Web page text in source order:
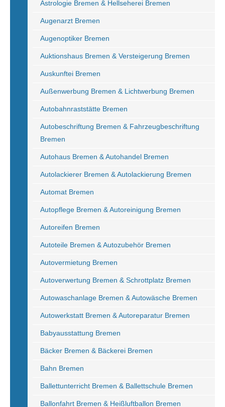
Astrologie Bremen & Hellseherei Bremen
Augenarzt Bremen
Augenoptiker Bremen
Auktionshaus Bremen & Versteigerung Bremen
Auskunftei Bremen
Außenwerbung Bremen & Lichtwerbung Bremen
Autobahnraststätte Bremen
Autobeschriftung Bremen & Fahrzeugbeschriftung
Bremen
Autohaus Bremen & Autohandel Bremen
Autolackierer Bremen & Autolackierung Bremen
Automat Bremen
Autopflege Bremen & Autoreinigung Bremen
Autoreifen Bremen
Autoteile Bremen & Autozubehör Bremen
Autovermietung Bremen
Autoverwertung Bremen & Schrottplatz Bremen
Autowaschanlage Bremen & Autowäsche Bremen
Autowerkstatt Bremen & Autoreparatur Bremen
Babyausstattung Bremen
Bäcker Bremen & Bäckerei Bremen
Bahn Bremen
Ballettunterricht Bremen & Ballettschule Bremen
Ballonfahrt Bremen & Heißluftballon Bremen